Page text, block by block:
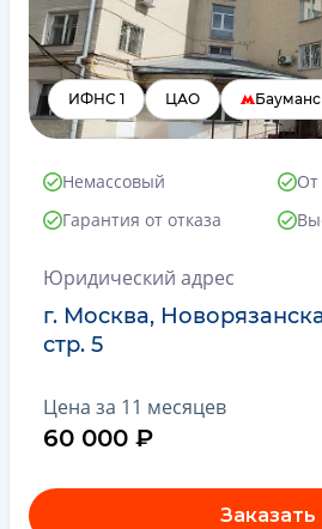
ИФНС 1 ЦАО
Немассовый
От
Гарантия от отказа
Юридический адрес
г. Москва,
стр. 5
Цена за 11 месяцев
60 000 ₽
Заказать